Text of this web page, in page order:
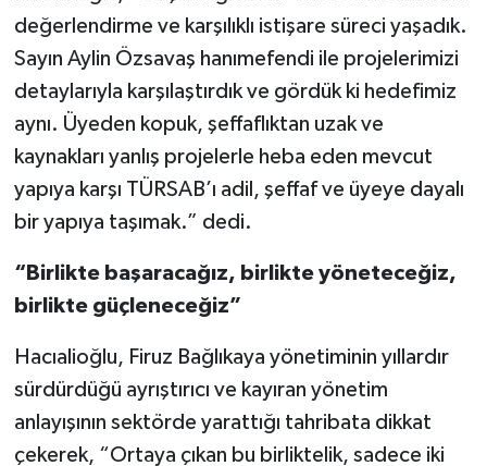
değerlendirme ve karşılıklı istişare süreci yaşadık.
Sayın Aylin Özsavaş hanımefendi ile projelerimizi
detaylarıyla karşılaştırdık ve gördük ki hedefimiz
aynı. Üyeden kopuk, şeffaflıktan uzak ve
kaynakları yanlış projelerle heba eden mevcut
yapıya karşı TÜRSAB’ı adil, şeffaf ve üyeye dayalı
bir yapıya taşımak.” dedi.
“Birlikte başaracağız, birlikte yöneteceğiz,
birlikte güçleneceğiz”
Hacıalioğlu, Firuz Bağlıkaya yönetiminin yıllardır
sürdürdüğü ayrıştırıcı ve kayıran yönetim
anlayışının sektörde yarattığı tahribata dikkat
çekerek, “Ortaya çıkan bu birliktelik, sadece iki